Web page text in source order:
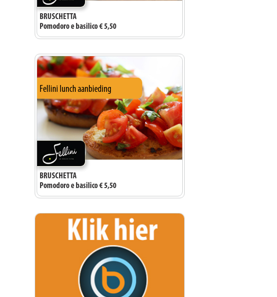
BRUSCHETTA
Pomodoro e basilico € 5,50
Fellini lunch aanbieding
BRUSCHETTA
Pomodoro e basilico € 5,50